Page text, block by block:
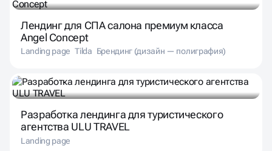
Лендинг для СПА салона премиум класса
Angel Concept
Landing page Tilda Брендинг (дизайн — полиграфия)
Разработка лендинга для туристического
агентства ULU TRAVEL
Landing page